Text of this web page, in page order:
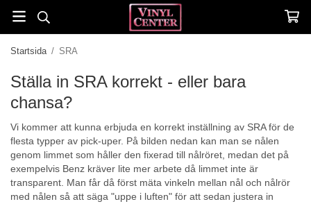
Startsida / SRA
Ställa in SRA korrekt - eller bara
chansa?
Vi kommer att kunna erbjuda en korrekt inställning av SRA för de
flesta typper av pick-uper. På bilden nedan kan man se nålen
genom limmet som håller den fixerad till nålröret, medan det på
exempelvis Benz kräver lite mer arbete då limmet inte är
transparent. Man får då först mäta vinkeln mellan nål och nålrör
med nålen så att säga "uppe i luften" för att sedan justera in